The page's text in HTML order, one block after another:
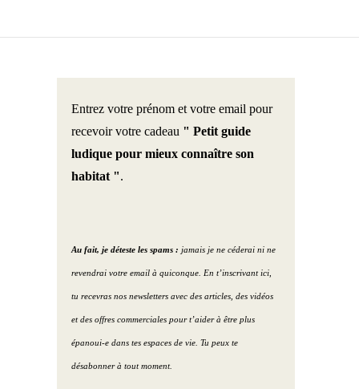
Entrez votre prénom et votre email pour
recevoir votre cadeau " Petit guide
ludique pour mieux connaître son
habitat ".
Au fait, je déteste les spams : jamais je ne céderai ni ne
revendrai votre email à quiconque. En t’inscrivant ici,
tu recevras nos newsletters avec des articles, des vidéos
et des offres commerciales pour t’aider à être plus
épanoui-e dans tes espaces de vie. Tu peux te
désabonner à tout moment.